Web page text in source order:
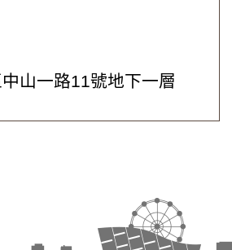
山一路11號地下一層